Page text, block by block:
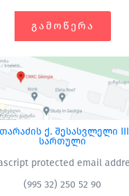
ᲒᲐᲛᲝᲬᲔᲠᲐ
ქ. შესასვლელი
სართული
protected email
(995 32) 250 52 90